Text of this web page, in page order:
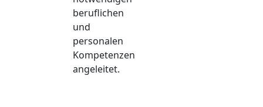
beruflichen
und
personalen
Kompetenzen
angeleitet.